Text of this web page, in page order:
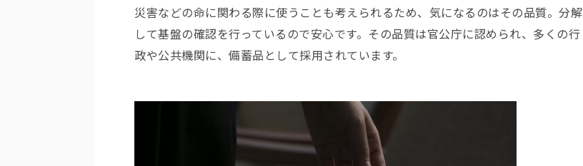
災害などの命に関わる際に使うことも考えられるため、気になるのはその品質。分解
して基盤の確認を行っているので安心です。その品質は官公庁に認められ、多くの行
政や公共機関に、備蓄品として採用されています。